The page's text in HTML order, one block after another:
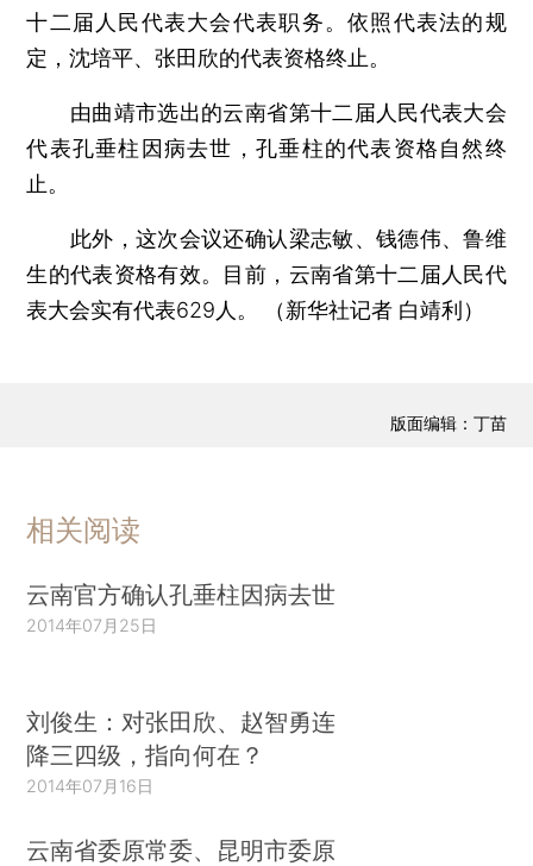
十二届人民代表大会代表职务。依照代表法的规
定，沈培平、张田欣的代表资格终止。
由曲靖市选出的云南省第十二届人民代表大会
代表孔垂柱因病去世，孔垂柱的代表资格自然终
止。
此外，这次会议还确认梁志敏、钱德伟、鲁维
生的代表资格有效。目前，云南省第十二届人民代
表大会实有代表629人。 （新华社记者 白靖利）
版面编辑：丁苗
相关阅读
云南官方确认孔垂柱因病去世
2014年07月25日
刘俊生：对张田欣、赵智勇连
降三四级，指向何在？
2014年07月16日
云南省委原常委、昆明市委原